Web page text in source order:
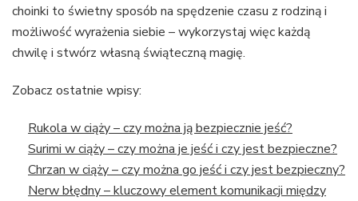
choinki to świetny sposób na spędzenie czasu z rodziną i
możliwość wyrażenia siebie – wykorzystaj więc każdą
chwilę i stwórz własną świąteczną magię.
Zobacz ostatnie wpisy:
Rukola w ciąży – czy można ją bezpiecznie jeść?
Surimi w ciąży – czy można je jeść i czy jest bezpieczne?
Chrzan w ciąży – czy można go jeść i czy jest bezpieczny?
Nerw błędny – kluczowy element komunikacji między